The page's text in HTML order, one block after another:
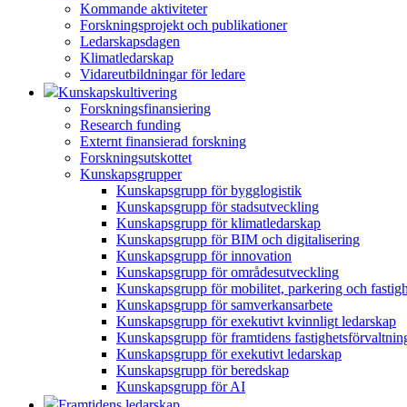
Kommande aktiviteter
Forskningsprojekt och publikationer
Ledarskapsdagen
Klimatledarskap
Vidareutbildningar för ledare
Kunskapskultivering
Forskningsfinansiering
Research funding
Externt finansierad forskning
Forskningsutskottet
Kunskapsgrupper
Kunskapsgrupp för bygglogistik
Kunskapsgrupp för stadsutveckling
Kunskapsgrupp för klimatledarskap
Kunskapsgrupp för BIM och digitalisering
Kunskapsgrupp för innovation
Kunskapsgrupp för områdesutveckling
Kunskapsgrupp för mobilitet, parkering och
Kunskapsgrupp för samverkansarbete
Kunskapsgrupp för exekutivt kvinnligt ledarskap
Kunskapsgrupp för framtidens
Kunskapsgrupp för exekutivt ledarskap
Kunskapsgrupp för beredskap
Kunskapsgrupp för AI